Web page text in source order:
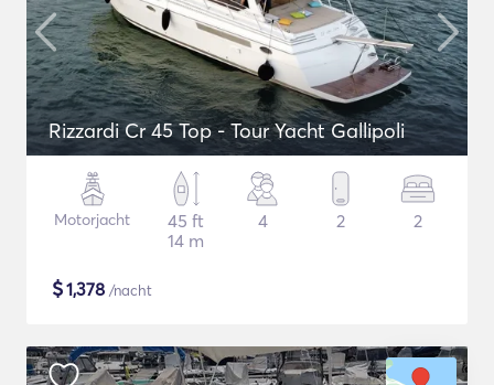
Rizzardi Cr 45 Top - Tour Yacht Gallipoli
Motorjacht
45 ft
14 m
4 2 2
$1,378 /nacht